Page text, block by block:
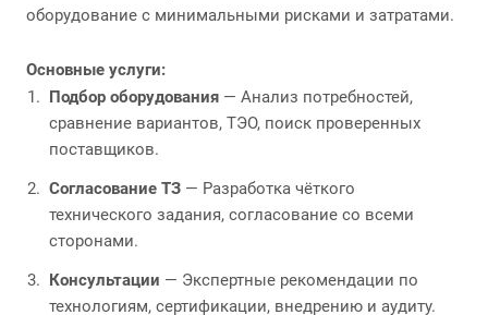
оборудование с минимальными рисками и затратами.
Основные услуги:
Подбор оборудования — Анализ потребностей,
сравнение вариантов, ТЭО, поиск проверенных
поставщиков.
Согласование ТЗ — Разработка чёткого
технического задания, согласование со всеми
сторонами.
Консультации — Экспертные рекомендации по
технологиям, сертификации, внедрению и аудиту.